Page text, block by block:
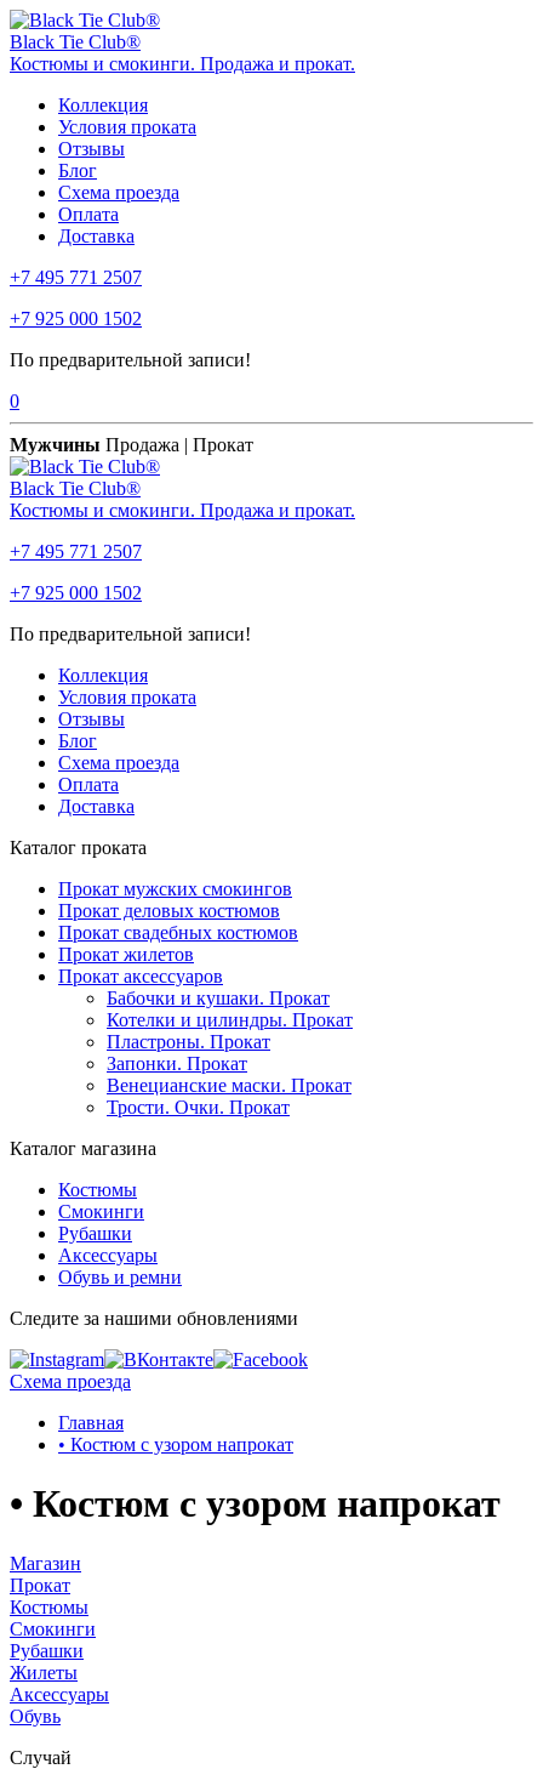
Black Tie Club®
Костюмы и смокинги. Продажа и прокат.
Коллекция
Условия проката
Отзывы
Блог
Схема проезда
Оплата
Доставка
+7 495 771 2507
+7 925 000 1502
По предварительной записи!
0
Мужчины Продажа | Прокат
Black Tie Club®
Костюмы и смокинги. Продажа и прокат.
+7 495 771 2507
+7 925 000 1502
По предварительной записи!
Коллекция
Условия проката
Отзывы
Блог
Схема проезда
Оплата
Доставка
Каталог проката
Прокат мужских смокингов
Прокат деловых костюмов
Прокат свадебных костюмов
Прокат жилетов
Прокат аксессуаров
Бабочки и кушаки. Прокат
Котелки и цилиндры. Прокат
Пластроны. Прокат
Запонки. Прокат
Венецианские маски. Прокат
Трости. Очки. Прокат
Каталог магазина
Костюмы
Смокинги
Рубашки
Аксессуары
Обувь и ремни
Следите за нашими обновлениями
Схема проезда
Главная
• Костюм с узором напрокат
• Костюм с узором напрокат
Магазин
Прокат
Костюмы
Смокинги
Рубашки
Жилеты
Аксессуары
Обувь
Случай